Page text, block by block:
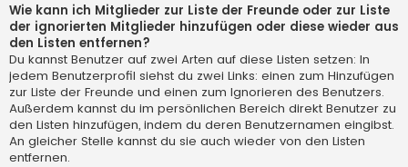
Wie kann ich Mitglieder zur Liste der Freunde oder zur Liste
der ignorierten Mitglieder hinzufügen oder diese wieder aus
den Listen entfernen?
Du kannst Benutzer auf zwei Arten auf diese Listen setzen: In
jedem Benutzerprofil siehst du zwei Links: einen zum Hinzufügen
zur Liste der Freunde und einen zum Ignorieren des Benutzers.
Außerdem kannst du im persönlichen Bereich direkt Benutzer zu
den Listen hinzufügen, indem du deren Benutzernamen eingibst.
An gleicher Stelle kannst du sie auch wieder von den Listen
entfernen.